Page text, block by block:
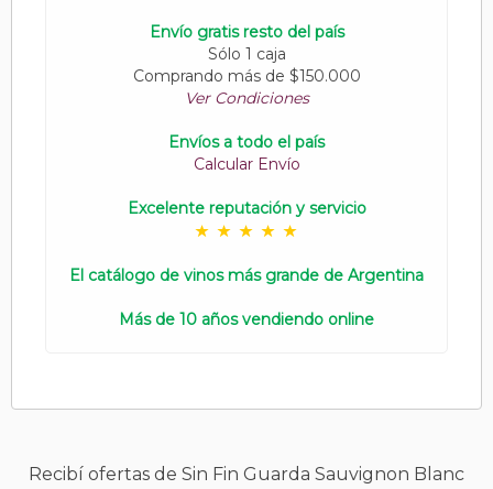
Envío gratis resto del país
Sólo 1 caja
Comprando más de $150.000
Ver Condiciones
Envíos a todo el país
Calcular Envío
Excelente reputación y servicio
El catálogo de vinos más grande de Argentina
Más de 10 años vendiendo online
Recibí ofertas de Sin Fin Guarda Sauvignon Blanc